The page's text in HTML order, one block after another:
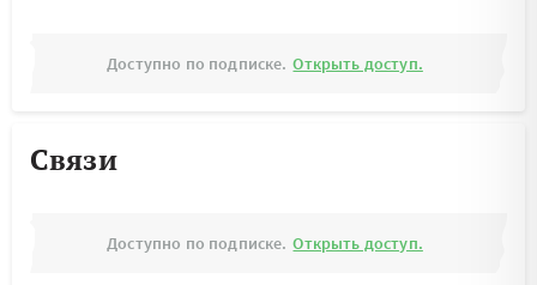
Доступно по подписке. Открыть доступ.
Связи
Доступно по подписке. Открыть доступ.